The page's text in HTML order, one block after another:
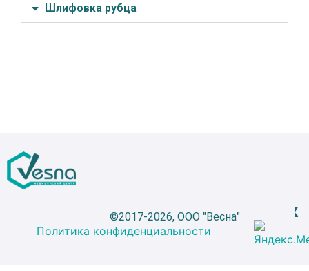
Шлифовка рубца
©2017-2026, ООО "Весна"
Политика конфиденциальности